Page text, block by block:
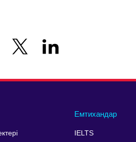
Емтихандар
IELTS